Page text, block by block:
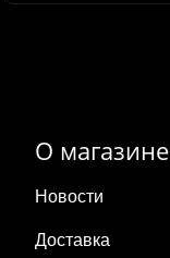
О магазине
Новости
Доставка